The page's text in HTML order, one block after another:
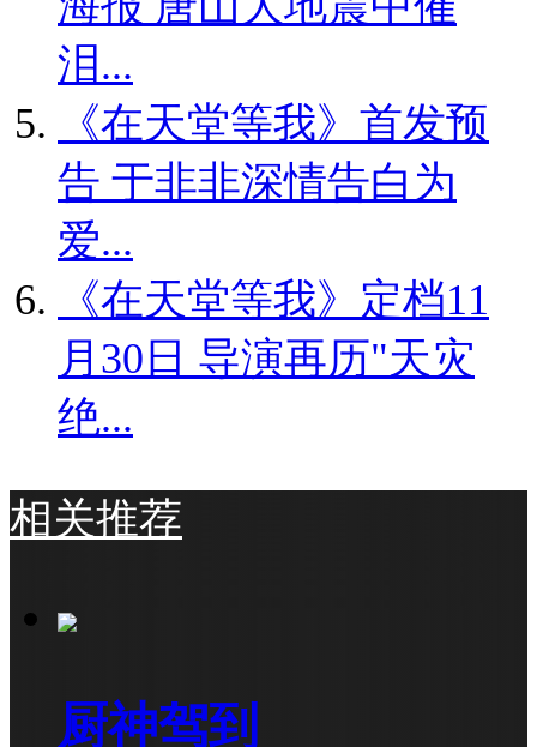
泪...
《在天堂等我》首发预
告 于非非深情告白为
爱...
《在天堂等我》定档11
月30日 导演再历"天灾
绝...
相关推荐
厨神驾到